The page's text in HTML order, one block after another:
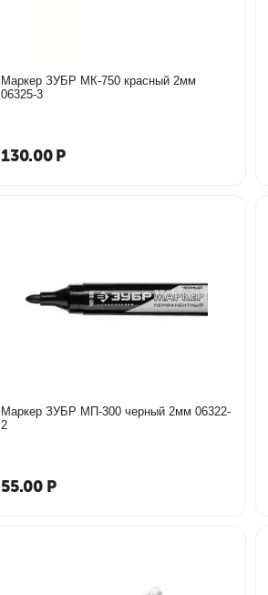
Маркер ЗУБР МК-750 красный 2мм
06325-3
130.00 Р
Маркер ЗУБР МП-300 черный 2мм 06322-
2
55.00 Р